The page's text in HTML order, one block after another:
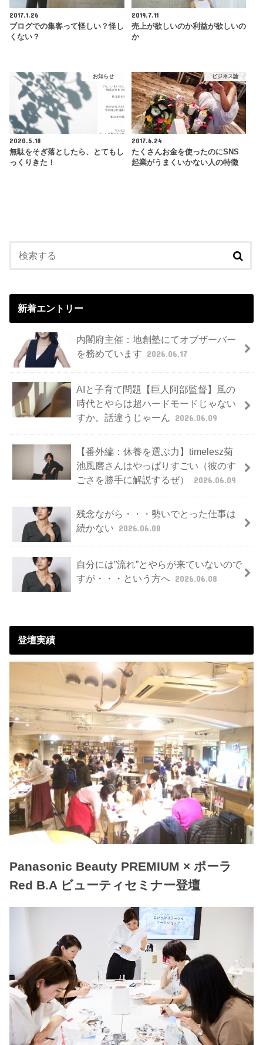
2017.1.26
ブログでの集客って怪しい？怪し
くない？
2019.7.11
売上が欲しいのか利益が欲しいの
か
お知らせ
2020.5.18
無駄をそぎ落としたら、とてもし
っくりきた！
ビジネス論
2017.6.24
たくさんお金を使ったのにSNS
起業がうまくいかない人の特徴
新着エントリー
内閣府主催：地創塾にてオブザーバー
を務めています 2026.06.17
AIと子育て問題【巨人阿部監督】風の
時代とやらは超ハードモードじゃない
すか。話違うじゃーん 2026.06.09
【番外編：休養を選ぶ力】timelesz菊
池風磨さんはやっぱりすごい（彼のす
ごさを勝手に解説するぜ）
2026.06.09
残念ながら・・・勢いでとった仕事は
続かない 2026.06.08
自分には”流れ”とやらが来ていないので
すが・・・という方へ 2026.06.08
登壇実績
Panasonic Beauty PREMIUM × ポーラ
Red B.A ビューティセミナー登壇